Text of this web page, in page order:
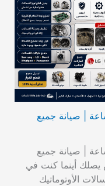
غسالات اتوماتيك الكويت 24 ساعة | صيانة جميع
غسالات اتوماتيك الكويت 24 ساعة | صيانة جميع
فني متخصص يصلك أينما كنت في
الأوتوماتيك